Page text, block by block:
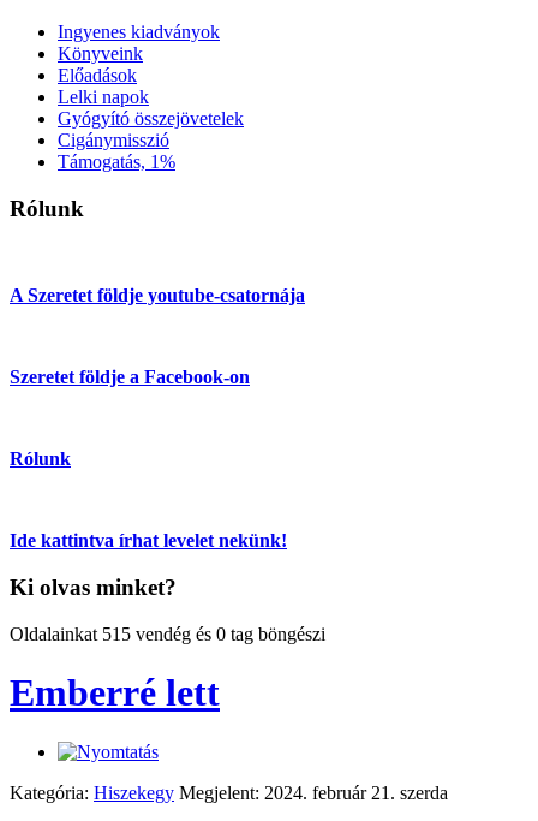
Ingyenes kiadványok
Könyveink
Előadások
Lelki napok
Gyógyító összejövetelek
Cigánymisszió
Támogatás, 1%
Rólunk
A Szeretet földje youtube-csatornája
Szeretet földje a Facebook-on
Rólunk
Ide kattintva írhat levelet nekünk!
Ki olvas minket?
Oldalainkat 515 vendég és 0 tag böngészi
Emberré lett
Kategória: Hiszekegy Megjelent: 2024. február 21. szerda